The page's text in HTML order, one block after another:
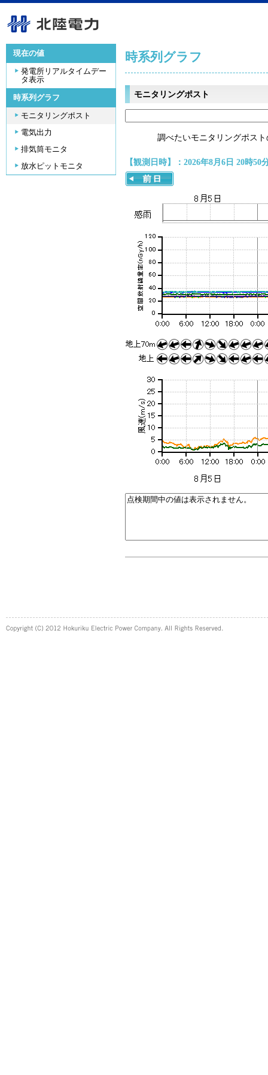
現在の値
発電所リアルタイムデー
タ表示
時系列グラフ
モニタリングポスト
電気出力
排気筒モニタ
放水ピットモニタ
時系列グラフ
モニタリングポスト
調べたいモニタリングポス
【観測日時】：2026年8月6日 20時50